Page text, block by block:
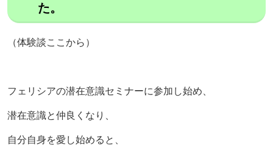
た。
（体験談ここから）
フェリシアの潜在意識セミナーに参加し始め、
潜在意識と仲良くなり、
自分自身を愛し始めると、